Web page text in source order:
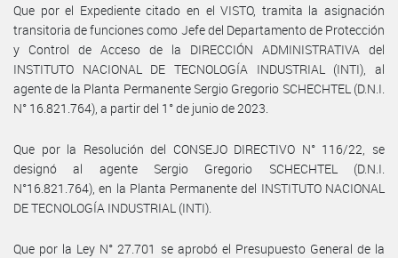
Que por el Expediente citado en el VISTO, tramita la asignación
transitoria de funciones como Jefe del Departamento de Protección
y Control de Acceso de la DIRECCIÓN ADMINISTRATIVA del
INSTITUTO NACIONAL DE TECNOLOGÍA INDUSTRIAL (INTI), al
agente de la Planta Permanente Sergio Gregorio SCHECHTEL (D.N.I.
N° 16.821.764), a partir del 1° de junio de 2023.
Que por la Resolución del CONSEJO DIRECTIVO N° 116/22, se
designó al agente Sergio Gregorio SCHECHTEL (D.N.I.
N°16.821.764), en la Planta Permanente del INSTITUTO NACIONAL
DE TECNOLOGÍA INDUSTRIAL (INTI).
Que por la Ley N° 27.701 se aprobó el Presupuesto General de la